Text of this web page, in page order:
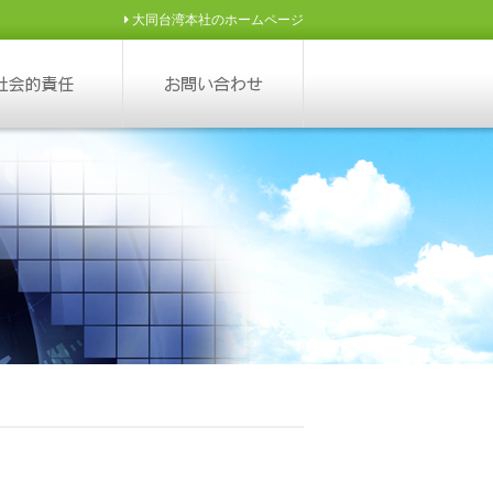
大同台湾本社のホームページ